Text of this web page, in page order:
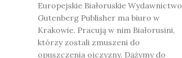
Europejskie Białoruskie Wydawnictwo
Gutenberg Publisher ma biuro w
Krakowie. Pracują w nim Białorusini,
którzy zostali zmuszeni do
opuszczenia ojczyzny. Dążymy do